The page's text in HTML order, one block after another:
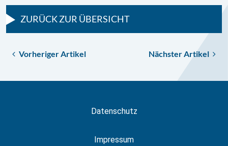
ZURÜCK ZUR ÜBERSICHT
Vorheriger Artikel Nächster Artikel
Datenschutz
Impressum